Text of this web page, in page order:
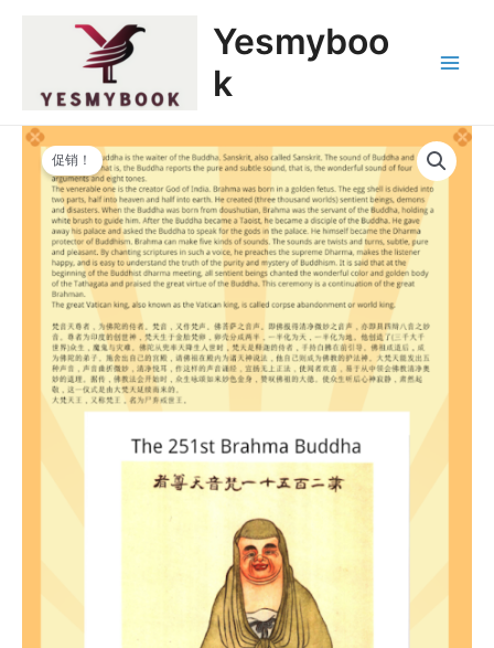
Yesmyboo
k
Menu
促销！
价
为：
$69,999.00。
前
价
格
为：
$6,999.00。
500
NFT：